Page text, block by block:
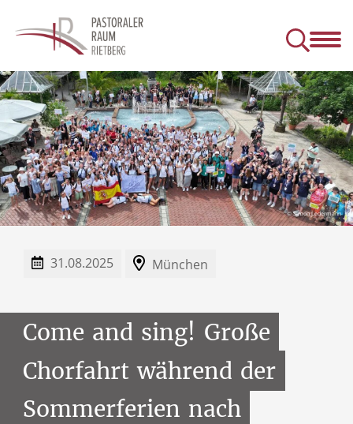
© Simon Ledermann
31.08.2025 München
Come and sing! Große
Chorfahrt während der
Sommerferien nach